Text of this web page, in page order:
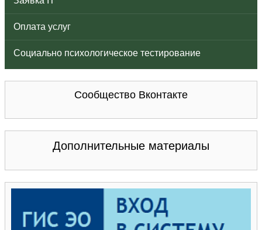
Оплата услуг
Социально психологическое тестирование
Сообщество Вконтакте
Дополнительные материалы